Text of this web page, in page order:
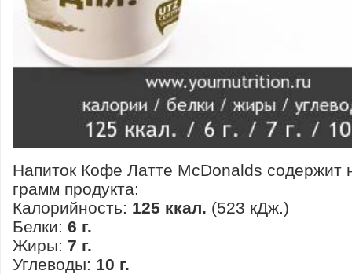
Напиток Кофе Латте McDonalds содержит
грамм продукта:
Калорийность: 125 ккал. (523 кДж.)
Белки: 6 г.
Жиры: 7 г.
Углеводы: 10 г.